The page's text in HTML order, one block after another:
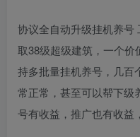
协议全自动升级挂机养号
取38级超级建筑，一个
持多批量挂机养号，几百
常正常，甚至可以帮下级
号有收益，推广也有收益